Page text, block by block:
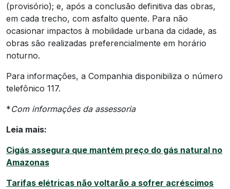
(provisório); e, após a conclusão definitiva das obras,
em cada trecho, com asfalto quente. Para não
ocasionar impactos à mobilidade urbana da cidade, as
obras são realizadas preferencialmente em horário
noturno.
Para informações, a Companhia disponibiliza o número
telefônico 117.
*Com informações da assessoria
Leia mais:
Cigás assegura que mantém preço do gás natural no
Amazonas
Tarifas elétricas não voltarão a sofrer acréscimos